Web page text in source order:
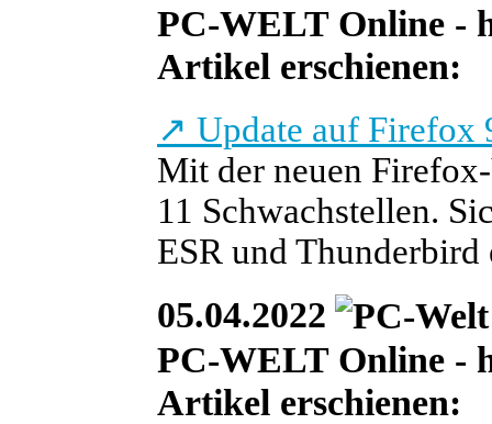
PC-WELT Online -
Artikel erschienen:
↗ Update auf Firefox
Mit der neuen
11 Schwachstellen.
ESR und
05.04.2022
PC-WELT Online -
Artikel erschienen: